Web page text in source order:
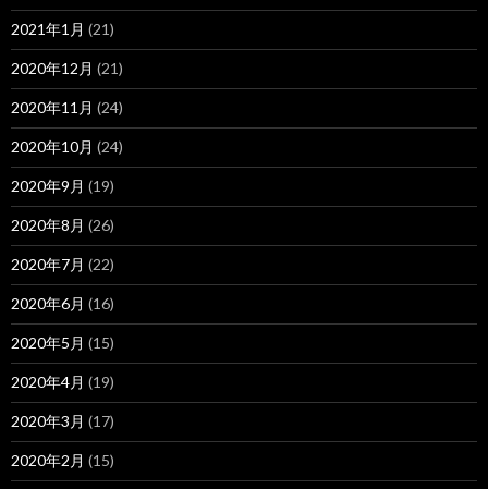
2021年1月 (21)
2020年12月 (21)
2020年11月 (24)
2020年10月 (24)
2020年9月 (19)
2020年8月 (26)
2020年7月 (22)
2020年6月 (16)
2020年5月 (15)
2020年4月 (19)
2020年3月 (17)
2020年2月 (15)